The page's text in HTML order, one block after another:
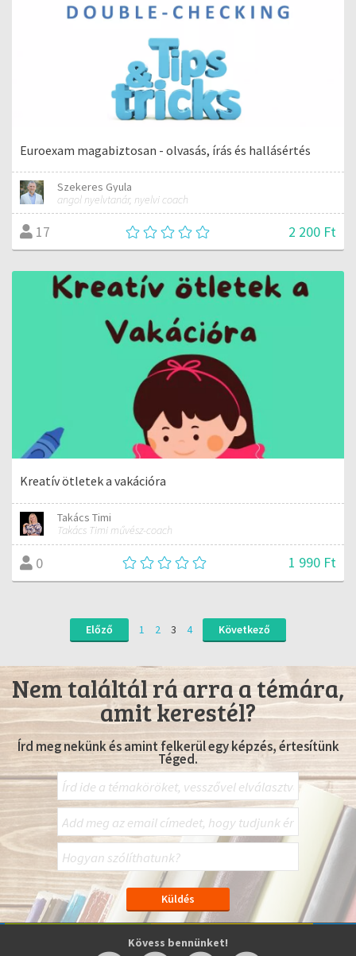
Euroexam magabiztosan - olvasás, írás és hallásértés
Szekeres Gyula
angol nyelvtanár, nyelvi coach
17 2 200 Ft
Kreatív ötletek a vakációra
Takács Timi
Takács Timi művész-coach
0 1 990 Ft
Előző 1 2 3 4 Következő
Nem találtál rá arra a témára,
amit kerestél?
Írd meg nekünk és amint felkerül egy képzés, értesítünk
Téged.
Kövess bennünket!